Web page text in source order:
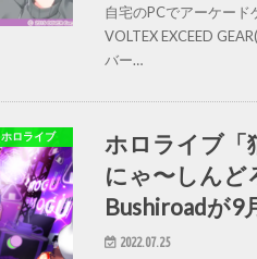
自宅のPCでアーケー
VOLTEX EXCEED
バー…
ホロライブ
ホロライブ「
にゃ〜しんど
Bushiroadが9
2022.07.25